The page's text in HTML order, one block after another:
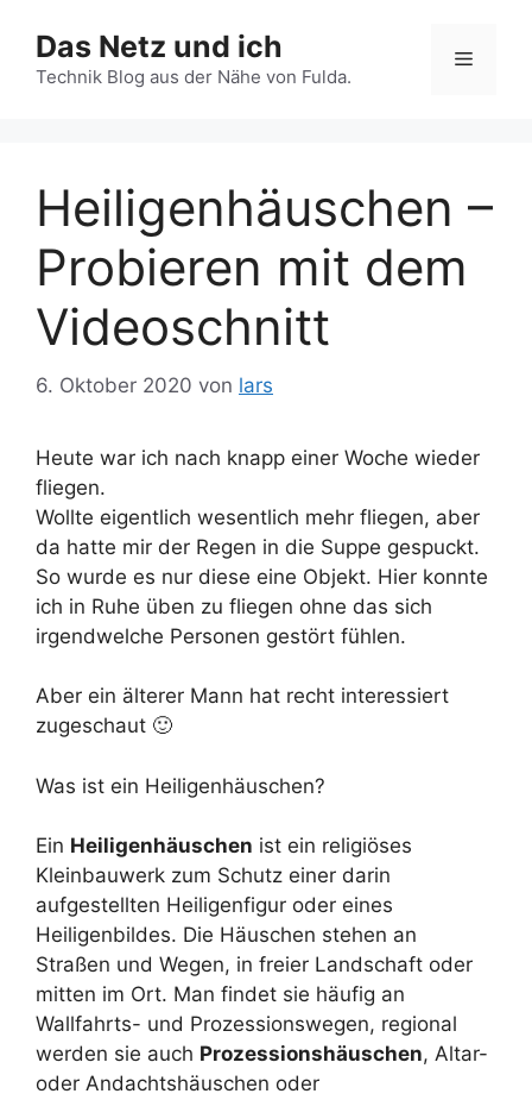
Inhalt
springen
Das Netz und ich
Technik Blog aus der Nähe von Fulda.
Menü
Heiligenhäuschen –
Probieren mit dem
Videoschnitt
6. Oktober 2020 von lars
Heute war ich nach knapp einer Woche wieder
fliegen.
Wollte eigentlich wesentlich mehr fliegen, aber
da hatte mir der Regen in die Suppe gespuckt.
So wurde es nur diese eine Objekt. Hier konnte
ich in Ruhe üben zu fliegen ohne das sich
irgendwelche Personen gestört fühlen.
Aber ein älterer Mann hat recht interessiert
zugeschaut 🙂
Was ist ein Heiligenhäuschen?
Ein Heiligenhäuschen ist ein religiöses
Kleinbauwerk zum Schutz einer darin
aufgestellten Heiligenfigur oder eines
Heiligenbildes. Die Häuschen stehen an
Straßen und Wegen, in freier Landschaft oder
mitten im Ort. Man findet sie häufig an
Wallfahrts- und Prozessionswegen, regional
werden sie auch Prozessionshäuschen, Altar-
oder Andachtshäuschen oder